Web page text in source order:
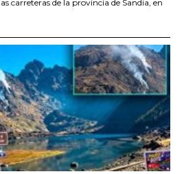
carreteras de la provincia de Sandia, en